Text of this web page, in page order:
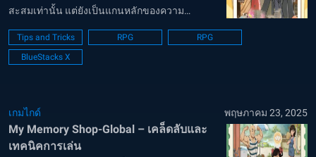
สะสมเท่านั้น แต่ยังเป็นแกนหลักของความ
ก้าวหน้า การแลกเปลี่ยนที่มีมูลค่าสูง และการเล่า
เรื่องที่สะเทือนอารมณ์ที่สุดในเกม ไม่ว่าคุณจะ
กำลังสร้างชื่อเสียง ปลดล็อกเรื่องราวลับ หรือทำ...
Tips and Tricks RPG
RPG
BlueStacks X
เกมไกด์ พฤษภาคม 23, 2025
My Memory Shop-Global – เคล็ดลับและ
เทคนิคการเล่น